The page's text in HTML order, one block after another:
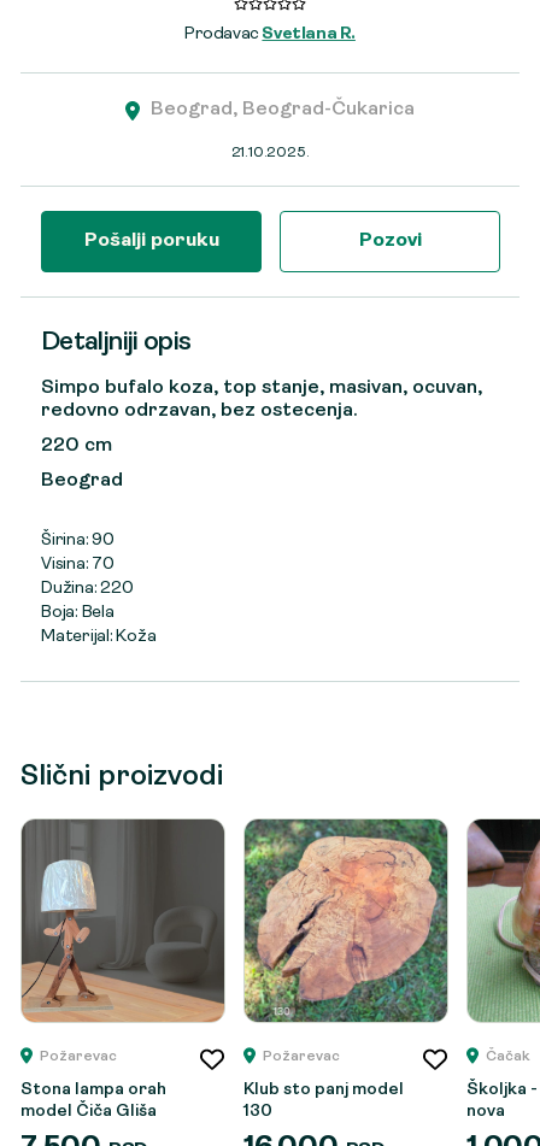
Prodavac Svetlana R.
Beograd, Beograd-Čukarica
21.10.2025.
Pošalji poruku Pozovi
Detaljniji opis
Simpo bufalo koza, top stanje, masivan, ocuvan,
redovno odrzavan, bez ostecenja.
220 cm
Beograd
Širina: 90
Visina: 70
Dužina: 220
Boja: Bela
Materijal: Koža
Slični proizvodi
Požarevac
Stona lampa orah
model Čiča Gliša
Požarevac
Klub sto panj model
130
Čačak
Školjka
nova